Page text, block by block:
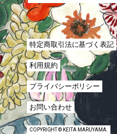
特定商取引法に基づく表記
利用規約
プライバシーポリシー
お問い合わせ
COPYRIGHT © KEITA MARUYAMA.